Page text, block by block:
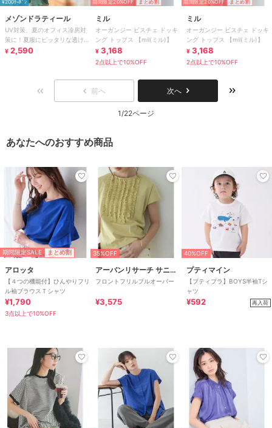
¥200ｸｰﾎﾟﾝ
メゾンドラティール
UV対策、夏のオフィス冷房対
策に！夏服にピッタリな透け感
Vネック上品シアーUVカットカ
¥ 2,590
期間限定20%OFF まとめ割
ミル
オーガンジー ビスチェ ドッキ
ング トップス 【mil(ミル)】
¥ 3,168
2点以上で10%OFF
期間限定20%OFF まとめ割
ミル
オーガンジー ビスチェ ドッキ
ング トップス 【mil(ミル)】
¥ 3,168
2点以上で10%OFF
前へ 次へ
1/22ページ
あなたへのおすすめ商品
期間限定SALE まとめ割
アロッタ
【４つの機能付】ひんやりフリ
ル袖ブラウスＴシャツ
¥1,790
3点以上で10%OFF
35%OFF
アーバンリサーチ サニーレーベル
フロントフリルプルオーバー
¥3,575
40%OFF
プティマイン
【プティプラ】BOYS半袖Tシ
ャツ
¥592 再入荷